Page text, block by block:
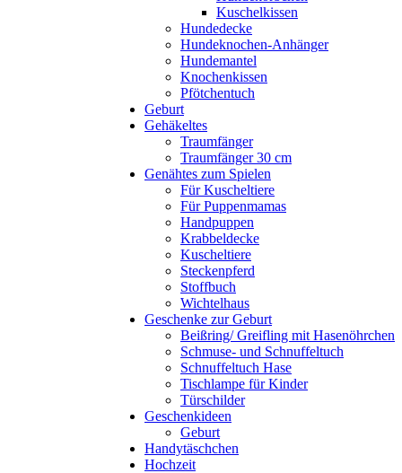
Kuschelkissen
Hundedecke
Hundeknochen-Anhänger
Hundemantel
Knochenkissen
Pfötchentuch
Geburt
Gehäkeltes
Traumfänger
Traumfänger 30 cm
Genähtes zum Spielen
Für Kuscheltiere
Für Puppenmamas
Handpuppen
Krabbeldecke
Kuscheltiere
Steckenpferd
Stoffbuch
Wichtelhaus
Geschenke zur Geburt
Beißring/ Greifling mit Hasenöhrchen
Schmuse- und Schnuffeltuch
Schnuffeltuch Hase
Tischlampe für Kinder
Türschilder
Geschenkideen
Geburt
Handytäschchen
Hochzeit